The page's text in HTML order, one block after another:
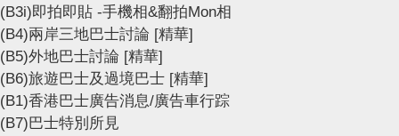
(B3i)即拍即貼 -手機相&翻拍Mon相
(B4)兩岸三地巴士討論 [精華]
(B5)外地巴士討論 [精華]
(B6)旅遊巴士及過境巴士 [精華]
(B1)香港巴士廣告消息/廣告車行踪
(B7)巴士特別所見